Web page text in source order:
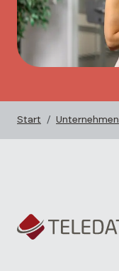
Start Unternehmen